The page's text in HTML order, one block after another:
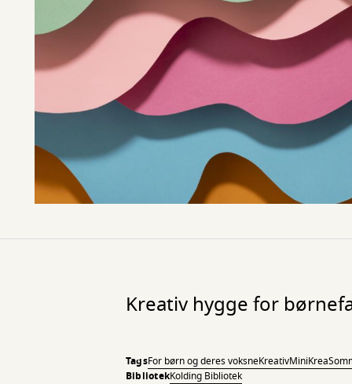
Kreativ hygge for
TagsFor børn og deres voksneKreativMiniKrea
BibliotekKolding Bibliotek